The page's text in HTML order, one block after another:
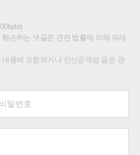
손하는 댓글은 관련 법률에 의해 제재
용에 포함되거나 인신공격성 글은 관